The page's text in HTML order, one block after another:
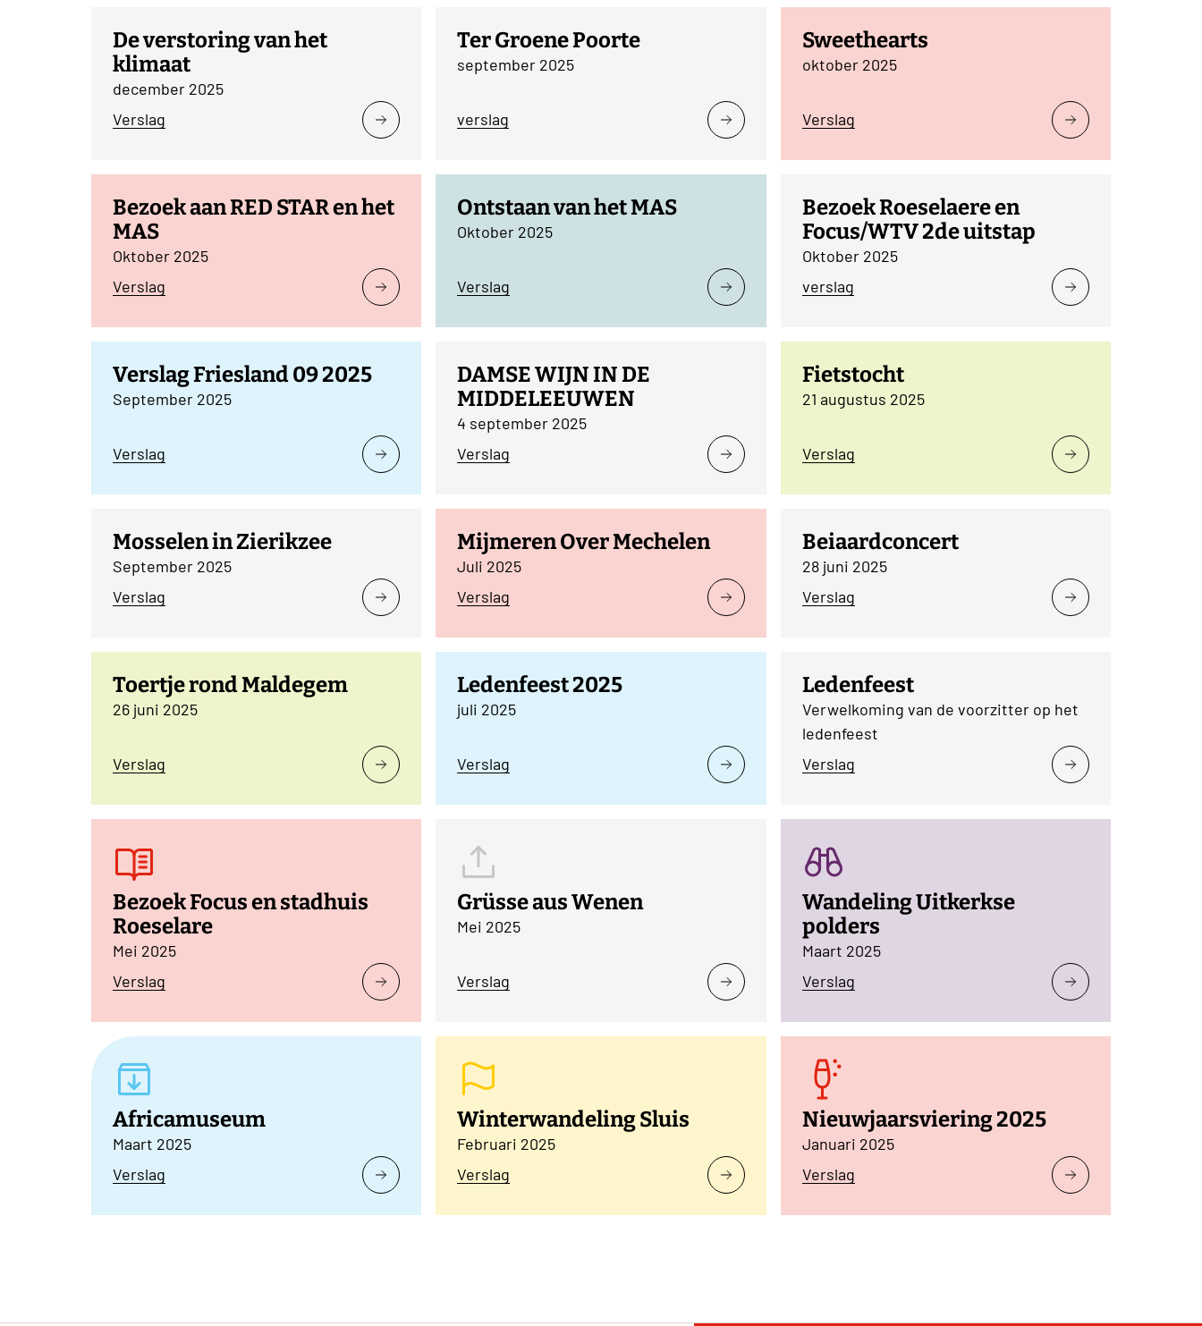
De verstoring van het
klimaat
december 2025
Verslag
Ter Groene Poorte
september 2025
verslag
Sweethearts
oktober 2025
Verslag
Bezoek aan RED STAR en het
MAS
Oktober 2025
Verslag
Ontstaan van het MAS
Oktober 2025
Verslag
Bezoek Roeselaere en
Focus/WTV 2de uitstap
Oktober 2025
verslag
Verslag Friesland 09 2025
September 2025
Verslag
DAMSE WIJN IN DE
MIDDELEEUWEN
4 september 2025
Verslag
Fietstocht
21 augustus 2025
Verslag
Mosselen in Zierikzee
September 2025
Verslag
Mijmeren Over Mechelen
Juli 2025
Verslag
Beiaardconcert
28 juni 2025
Verslag
Toertje rond Maldegem
26 juni 2025
Verslag
Ledenfeest 2025
juli 2025
Verslag
Ledenfeest
Verwelkoming van de voorzitter op het
ledenfeest
Verslag
Bezoek Focus en stadhuis
Roeselare
Mei 2025
Verslag
Grüsse aus Wenen
Mei 2025
Verslag
Wandeling Uitkerkse
polders
Maart 2025
Verslag
Africamuseum
Maart 2025
Verslag
Winterwandeling Sluis
Februari 2025
Verslag
Nieuwjaarsviering 2025
Januari 2025
Verslag